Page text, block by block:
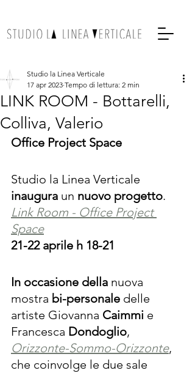
LINK ROOM - Bottarelli,
Colliva, Valerio
Studio la Linea Verticale
17 apr 2023 Tempo di lettura: 2 min
Office Project Space
Studio la Linea Verticale
inaugura un nuovo progetto.
Link Room - Office Project
Space
21-22 aprile h 18-21
In occasione della nuova
mostra bi-personale delle
artiste Giovanna Caimmi e
Francesca Dondoglio,
Orizzonte-Sommo-Orizzonte,
che coinvolge le due sale